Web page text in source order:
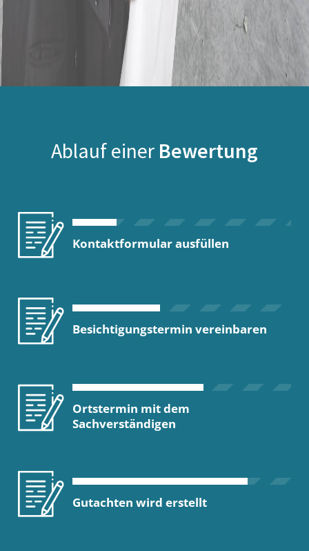
Ablauf einer Bewertung
Kontaktformular ausfüllen
Besichtigungstermin vereinbaren
Ortstermin mit dem
Sachverständigen
Gutachten wird erstellt